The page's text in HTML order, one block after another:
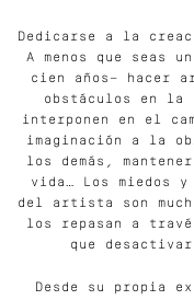
Dedicarse a la
A menos que seas
cien años— hacer
obstáculos en la
interponen en el
imaginación a la
los demás,
vida… Los miedos
del artista son
los repasan a
que
Desde su propia